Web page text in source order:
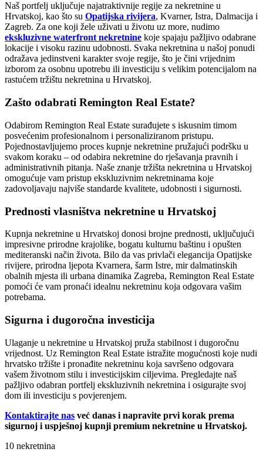
Naš portfelj uključuje najatraktivnije regije za nekretnine u
Hrvatskoj, kao što su Opatijska rivijera, Kvarner, Istra, Dalmacija i
Zagreb. Za one koji žele uživati u životu uz more, nudimo
ekskluzivne waterfront nekretnine koje spajaju pažljivo odabrane
lokacije i visoku razinu udobnosti. Svaka nekretnina u našoj ponudi
odražava jedinstveni karakter svoje regije, što je čini vrijednim
izborom za osobnu upotrebu ili investiciju s velikim potencijalom na
rastućem tržištu nekretnina u Hrvatskoj.
Zašto odabrati Remington Real Estate?
Odabirom Remington Real Estate surađujete s iskusnim timom
posvećenim profesionalnom i personaliziranom pristupu.
Pojednostavljujemo proces kupnje nekretnine pružajući podršku u
svakom koraku – od odabira nekretnine do rješavanja pravnih i
administrativnih pitanja. Naše znanje tržišta nekretnina u Hrvatskoj
omogućuje vam pristup ekskluzivnim nekretninama koje
zadovoljavaju najviše standarde kvalitete, udobnosti i sigurnosti.
Prednosti vlasništva nekretnine u Hrvatskoj
Kupnja nekretnine u Hrvatskoj donosi brojne prednosti, uključujući
impresivne prirodne krajolike, bogatu kulturnu baštinu i opušten
mediteranski način života. Bilo da vas privlači elegancija Opatijske
rivijere, prirodna ljepota Kvarnera, šarm Istre, mir dalmatinskih
obalnih mjesta ili urbana dinamika Zagreba, Remington Real Estate
pomoći će vam pronaći idealnu nekretninu koja odgovara vašim
potrebama.
Sigurna i dugoročna investicija
Ulaganje u nekretnine u Hrvatskoj pruža stabilnost i dugoročnu
vrijednost. Uz Remington Real Estate istražite mogućnosti koje nudi
hrvatsko tržište i pronađite nekretninu koja savršeno odgovara
vašem životnom stilu i investicijskim ciljevima. Pregledajte naš
pažljivo odabran portfelj ekskluzivnih nekretnina i osigurajte svoj
dom ili investiciju s povjerenjem.
Kontaktirajte nas već danas i napravite prvi korak prema
sigurnoj i uspješnoj kupnji premium nekretnine u Hrvatskoj.
10 nekretnina